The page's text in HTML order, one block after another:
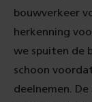
bouwverkeer
herkenning
we spuiten de
schoon
deelnemen.